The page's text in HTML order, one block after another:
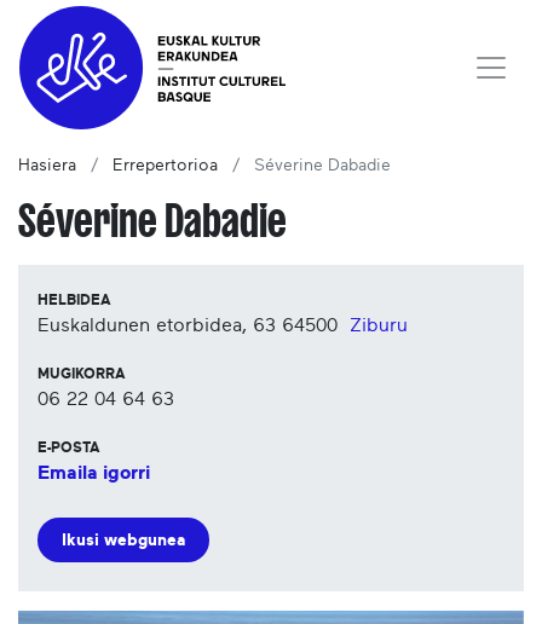
Hasiera Errepertorioa Séverine Dabadie
Séverine Dabadie
HELBIDEA
Euskaldunen etorbidea, 63 64500 Ziburu
MUGIKORRA
06 22 04 64 63
E-POSTA
Emaila igorri
Ikusi webgunea